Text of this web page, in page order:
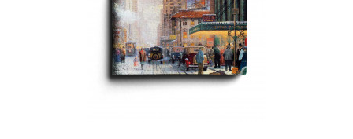
1995р.
..